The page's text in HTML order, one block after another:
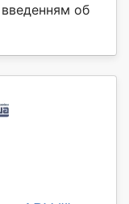
об